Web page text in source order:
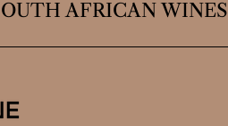
AFRICAN WINES